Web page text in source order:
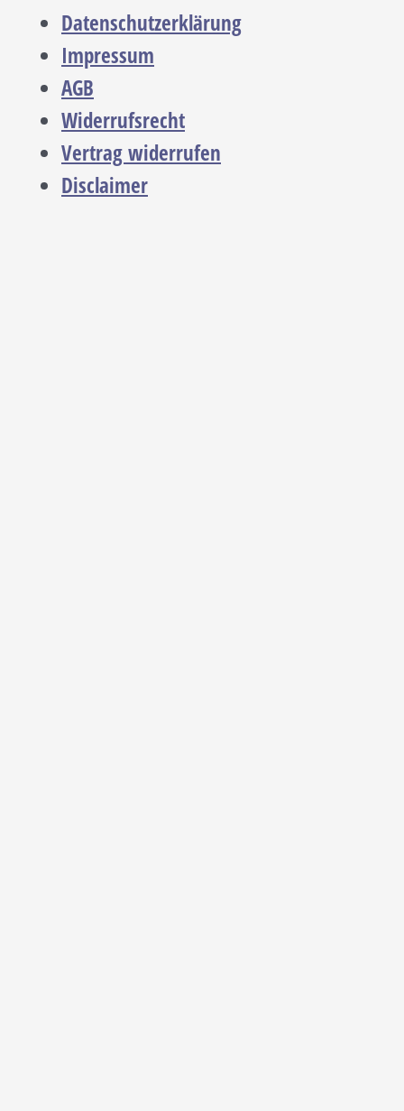
Datenschutzerklärung
Impressum
AGB
Widerrufsrecht
Vertrag widerrufen
Disclaimer